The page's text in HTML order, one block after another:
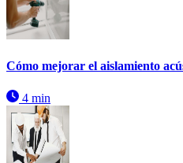
Cómo mejorar el aislamiento
4 min